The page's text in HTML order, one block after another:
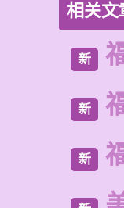
相关文
新
新
新